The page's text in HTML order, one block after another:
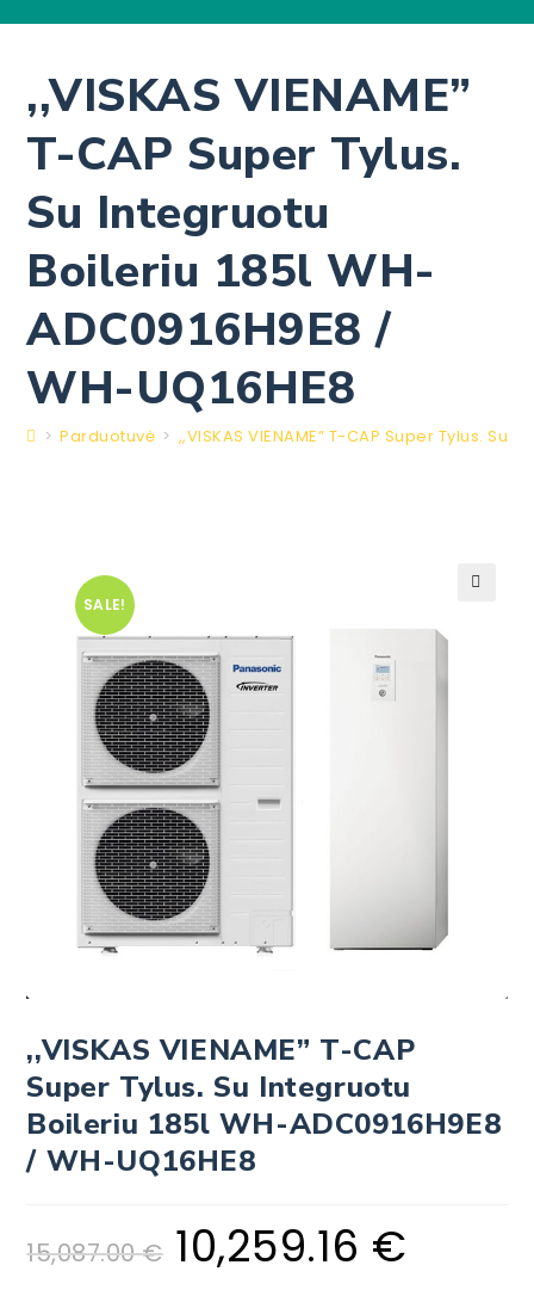
,,VISKAS VIENAME”
T-CAP Super Tylus.
Su Integruotu
Boileriu 185l WH-
ADC0916H9E8 /
WH-UQ16HE8
> Parduotuvė > ,,VISKAS VIENAME” T-CAP Super Tylus. Su
SALE!
,,VISKAS VIENAME” T-CAP
Super Tylus. Su Integruotu
Boileriu 185l WH-ADC0916H9E8
/ WH-UQ16HE8
15,087.00€ 10,259.16 €